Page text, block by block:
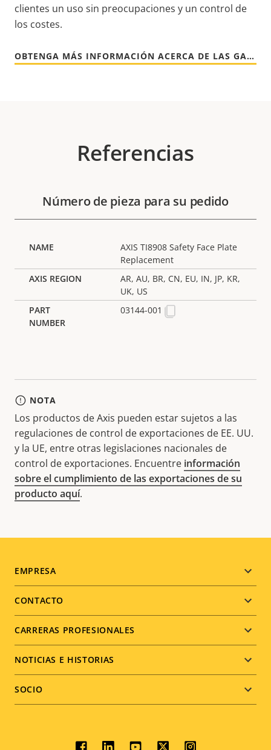
clientes un uso sin preocupaciones y un control de
los costes.
OBTENGA MÁS INFORMACIÓN ACERCA DE LAS GARANTÍAS DE AXIS
Referencias
Número de pieza para su pedido
AXIS TI8908 Safety Face Plate
Replacement
AR, AU, BR, CN, EU, IN, JP, KR,
UK, US
03144-001
NOTA
Los productos de Axis pueden estar sujetos a las
regulaciones de control de exportaciones de EE. UU.
y la UE, entre otras legislaciones nacionales de
control de exportaciones. Encuentre información
sobre el cumplimiento de las exportaciones de su
producto aquí.
Footer
menu
EMPRESA
CONTACTO
CARRERAS PROFESIONALES
NOTICIAS E HISTORIAS
SOCIO